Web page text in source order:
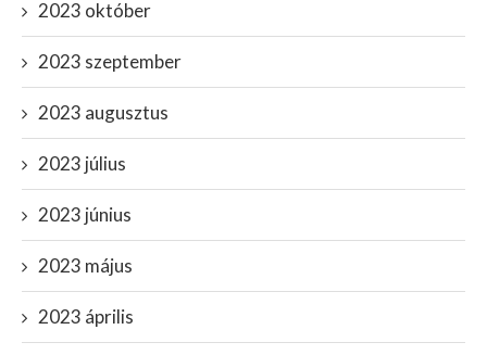
2023 október
2023 szeptember
2023 augusztus
2023 július
2023 június
2023 május
2023 április